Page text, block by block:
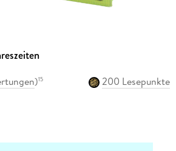
)15
200 Lesepunkte